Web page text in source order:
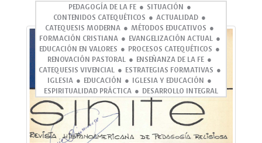
PEDAGOGÍA DE LA FE
SITUACIÓN
CONTENIDOS CATEQUÉTICOS
ACTUALIDAD
CATEQUESIS MODERNA
MÉTODOS EDUCATIVOS
FORMACIÓN CRISTIANA
EVANGELIZACIÓN ACTUAL
EDUCACIÓN EN VALORES
PROCESOS CATEQUÉTICOS
RENOVACIÓN PASTORAL
ENSEÑANZA DE LA FE
CATEQUESIS VIVENCIAL
ESTRATEGIAS FORMATIVAS
IGLESIA
EDUCACIÓN
IGLESIA Y EDUCACIÓN
ESPIRITUALIDAD PRÁCTICA
DESARROLLO INTEGRAL